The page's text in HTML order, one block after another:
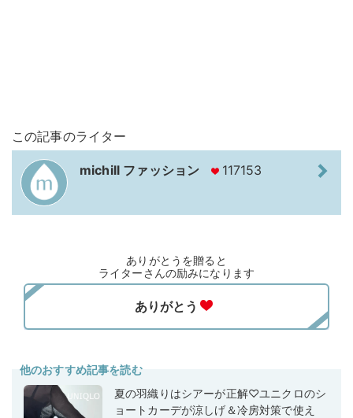
この記事のライター
michill ファッション 117153
ありがとうを贈ると
ライターさんの励みになります
他のおすすめ記事を読む
夏の羽織りはシアーが正解♡ユニクロのシ
ョートカーデが涼しげ＆冷房対策で使え